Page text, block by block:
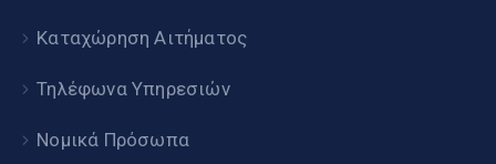
Καταχώρηση Αιτήματος
Τηλέφωνα Υπηρεσιών
Νομικά Πρόσωπα